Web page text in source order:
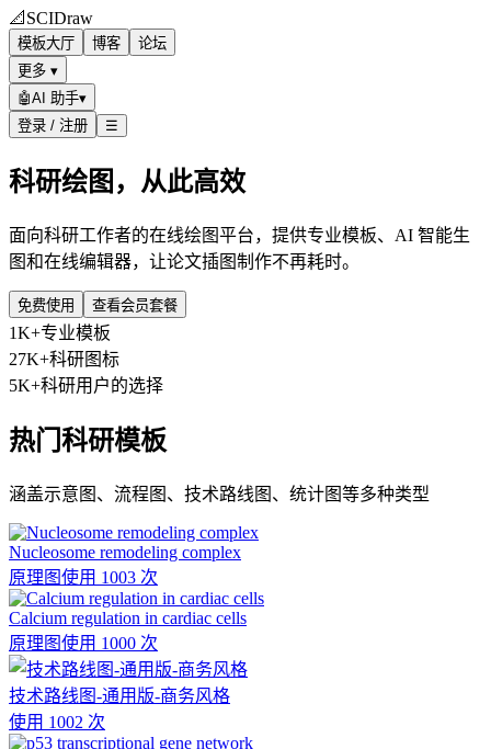
📐 SCIDraw
模板大厅 博客
论坛
更多 ▾
🤖AI 助手▾
登录 / 注册
☰
科研绘图，从此高效
面向科研工作者的在线绘图平台，提供专业模板、AI 智能生
图和在线编辑器，让论文插图制作不再耗时。
免费使用 查看会员套餐
1K+专业模板
27K+科研图标
5K+科研用户的选择
热门科研模板
涵盖示意图、流程图、技术路线图、统计图等多种类型
Nucleosome remodeling complex
原理图使用 1003 次
Calcium regulation in cardiac cells
原理图使用 1000 次
技术路线图-通用版-商务风格
使用 1002 次